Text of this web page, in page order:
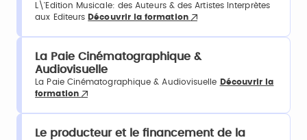
L\'Edition Musicale: des Auteurs & des Artistes Interprètes
aux Editeurs Découvrir la formation
La Paie Cinématographique &
Audiovisuelle
La Paie Cinématographique & Audiovisuelle
Découvrir la
formation
Le producteur et le financement de la